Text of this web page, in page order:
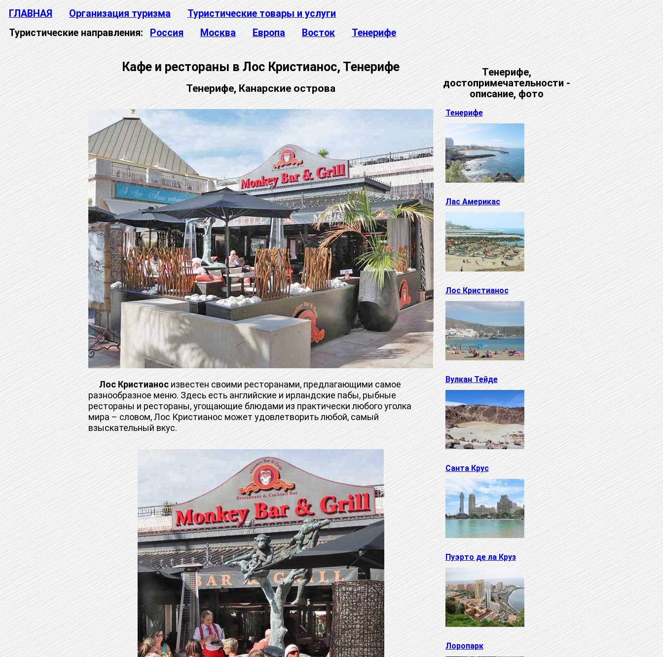
ГЛАВНАЯ Организация туризма
Туристические товары и услуги
Туристические направления:
Россия Москва Европа Восток Тенерифе
Кафе и рестораны в Лос Кристианос, Тенерифе
Тенерифе, Канарские острова
Лос Кристианосизвестен своими ресторанами, предлагающими самое
разнообразное меню. Здесь есть английские и ирландские пабы, рыбные
рестораны и рестораны, угощающие блюдами из практически любого уголка
мира – словом, Лос Кристианос может удовлетворить любой, самый
взыскательный вкус.
Тенерифе,
достопримечательности -
описание, фото
Тенерифе
Лас Америкас
Лос Кристианос
Вулкан Тейде
Санта Крус
Пуэрто де ла Круз
Лоропарк